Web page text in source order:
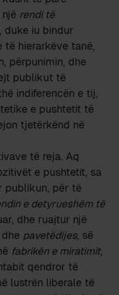
rendi të
duke iu bindur
të hierarkëve tanë,
përpunimin, dhe
publikut të
indiferencën e tij,
e pushtetit të
tjetërkënd në
të reja. Aq
e pushtetit, sa
publikun, për të
e detyrueshëm të
dhe ruajtur një
dhe pavetëdijes, së
fabrikën e miratimit,
qendror të
lustrën liberale të